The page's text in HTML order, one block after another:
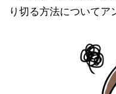
り切る方法についてア